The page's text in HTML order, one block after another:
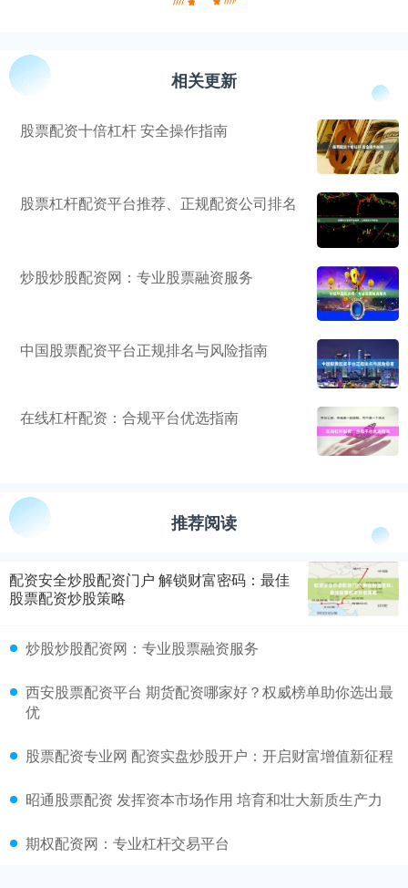
相关更新
股票配资十倍杠杆 安全操作指南
股票杠杆配资平台推荐、正规配资公司排名
炒股炒股配资网：专业股票融资服务
中国股票配资平台正规排名与风险指南
在线杠杆配资：合规平台优选指南
推荐阅读
配资安全炒股配资门户 解锁财富密码：最佳
股票配资炒股策略
炒股炒股配资网：专业股票融资服务
西安股票配资平台 期货配资哪家好？权威榜单助你选出最
优
股票配资专业网 配资实盘炒股开户：开启财富增值新征程
昭通股票配资 发挥资本市场作用 培育和壮大新质生产力
期权配资网：专业杠杆交易平台